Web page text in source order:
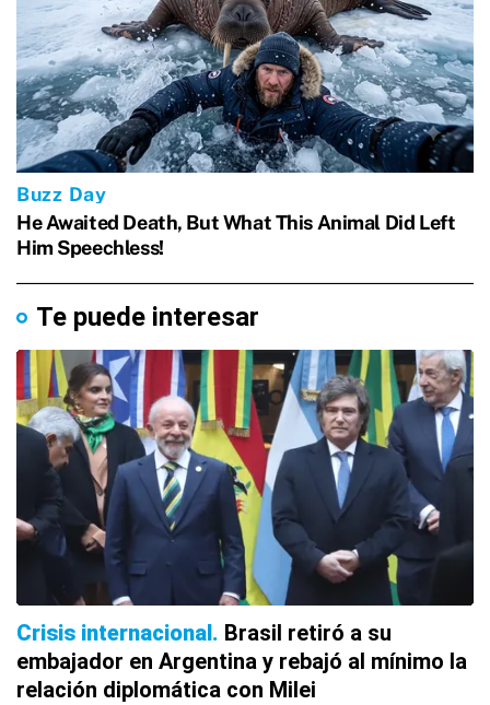
Te puede interesar
Crisis internacional Brasil retiró a su
embajador en Argentina y rebajó al mínimo la
relación diplomática con Milei